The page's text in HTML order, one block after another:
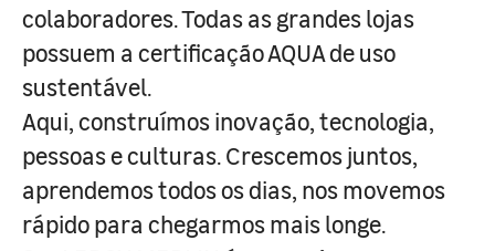
colaboradores. Todas as grandes lojas
possuem a certificação AQUA de uso
sustentável.
Aqui, construímos inovação, tecnologia,
pessoas e culturas. Crescemos juntos,
aprendemos todos os dias, nos movemos
rápido para chegarmos mais longe.